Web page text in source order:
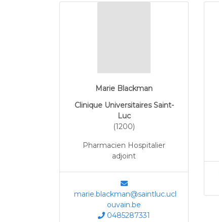
Marie Blackman
Clinique Universitaires Saint-
Luc
(1200)
Pharmacien Hospitalier
adjoint
marie.blackman@saintluc.ucl
ouvain.be
0485287331